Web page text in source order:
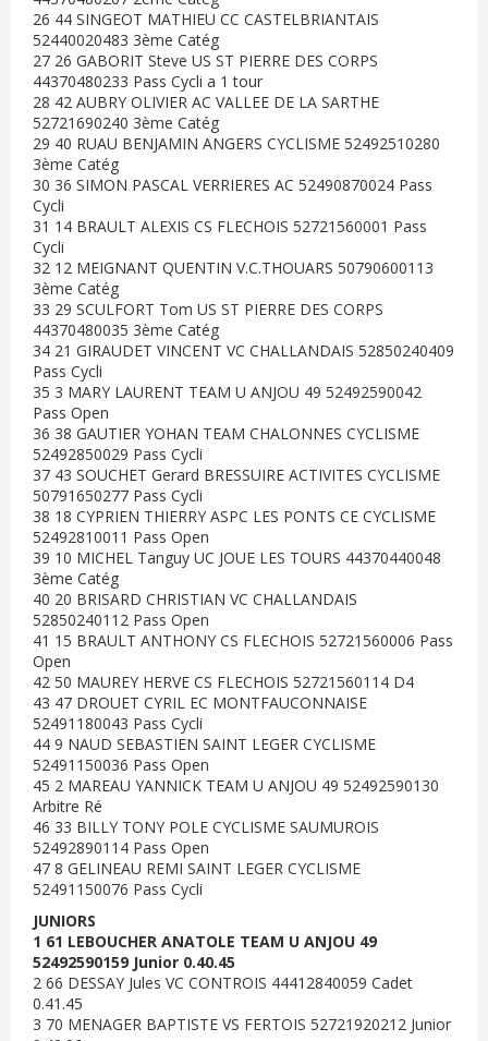
26 44 SINGEOT MATHIEU CC CASTELBRIANTAIS
52440020483 3ème Catég
27 26 GABORIT Steve US ST PIERRE DES CORPS
44370480233 Pass Cycli a 1 tour
28 42 AUBRY OLIVIER AC VALLEE DE LA SARTHE
52721690240 3ème Catég
29 40 RUAU BENJAMIN ANGERS CYCLISME 52492510280
3ème Catég
30 36 SIMON PASCAL VERRIERES AC 52490870024 Pass
Cycli
31 14 BRAULT ALEXIS CS FLECHOIS 52721560001 Pass
Cycli
32 12 MEIGNANT QUENTIN V.C.THOUARS 50790600113
3ème Catég
33 29 SCULFORT Tom US ST PIERRE DES CORPS
44370480035 3ème Catég
34 21 GIRAUDET VINCENT VC CHALLANDAIS 52850240409
Pass Cycli
35 3 MARY LAURENT TEAM U ANJOU 49 52492590042
Pass Open
36 38 GAUTIER YOHAN TEAM CHALONNES CYCLISME
52492850029 Pass Cycli
37 43 SOUCHET Gerard BRESSUIRE ACTIVITES CYCLISME
50791650277 Pass Cycli
38 18 CYPRIEN THIERRY ASPC LES PONTS CE CYCLISME
52492810011 Pass Open
39 10 MICHEL Tanguy UC JOUE LES TOURS 44370440048
3ème Catég
40 20 BRISARD CHRISTIAN VC CHALLANDAIS
52850240112 Pass Open
41 15 BRAULT ANTHONY CS FLECHOIS 52721560006 Pass
Open
42 50 MAUREY HERVE CS FLECHOIS 52721560114 D4
43 47 DROUET CYRIL EC MONTFAUCONNAISE
52491180043 Pass Cycli
44 9 NAUD SEBASTIEN SAINT LEGER CYCLISME
52491150036 Pass Open
45 2 MAREAU YANNICK TEAM U ANJOU 49 52492590130
Arbitre Ré
46 33 BILLY TONY POLE CYCLISME SAUMUROIS
52492890114 Pass Open
47 8 GELINEAU REMI SAINT LEGER CYCLISME
52491150076 Pass Cycli
JUNIORS
1 61 LEBOUCHER ANATOLE TEAM U ANJOU 49
52492590159 Junior 0.40.45
2 66 DESSAY Jules VC CONTROIS 44412840059 Cadet
0.41.45
3 70 MENAGER BAPTISTE VS FERTOIS 52721920212 Junior